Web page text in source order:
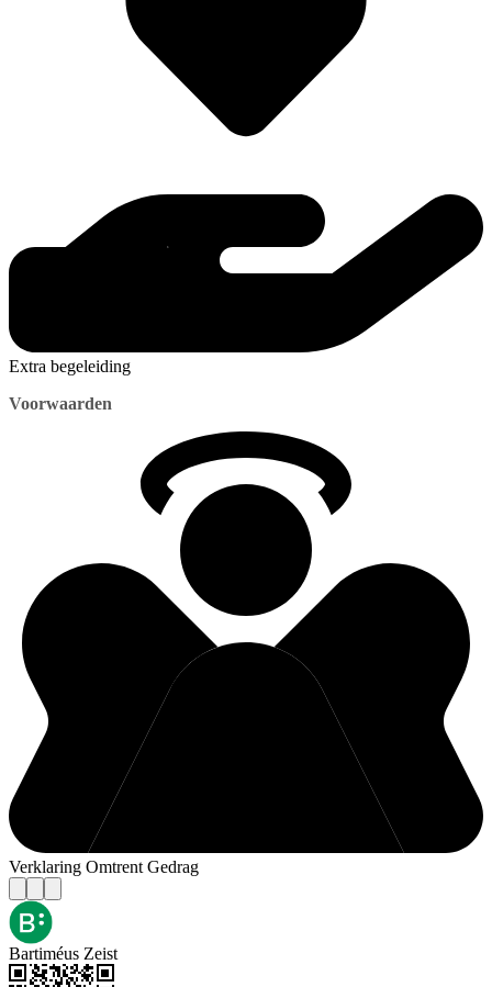
Extra begeleiding
Voorwaarden
Verklaring Omtrent Gedrag
Bartiméus Zeist